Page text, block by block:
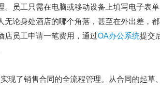
员工只需在电脑或移动设备上填写电子表
论身处酒店的哪个角落，甚至在外出差，
店员工申请一笔费用，通过OA办公系统提交
现了销售合同的全流程管理。从合同的起草